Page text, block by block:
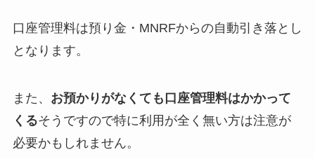
口座管理料は預り金・MNRFからの自動引き落とし
となります。
また、 お預かりがなくても口座管理料はかかって
くるそうですので特に利用が全く無い方は注意が
必要かもしれません。